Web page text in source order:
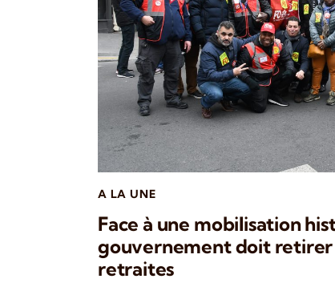
A LA UNE
Face à une mobilisation
gouvernement doit retirer
retraites